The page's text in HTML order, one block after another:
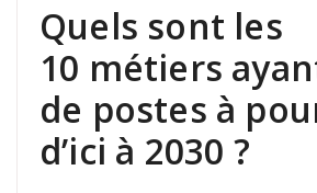
Quels sont les
10 métiers
de postes à
d’ici à 2030 ?